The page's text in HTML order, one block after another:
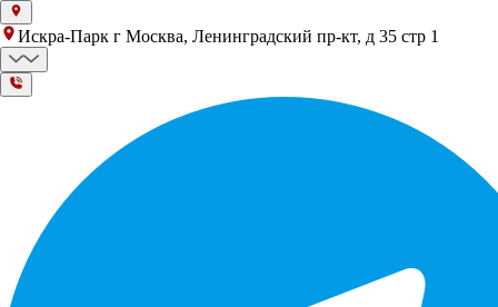
Искра-Парк г Москва, Ленинградский пр-кт, д 35 стр 1